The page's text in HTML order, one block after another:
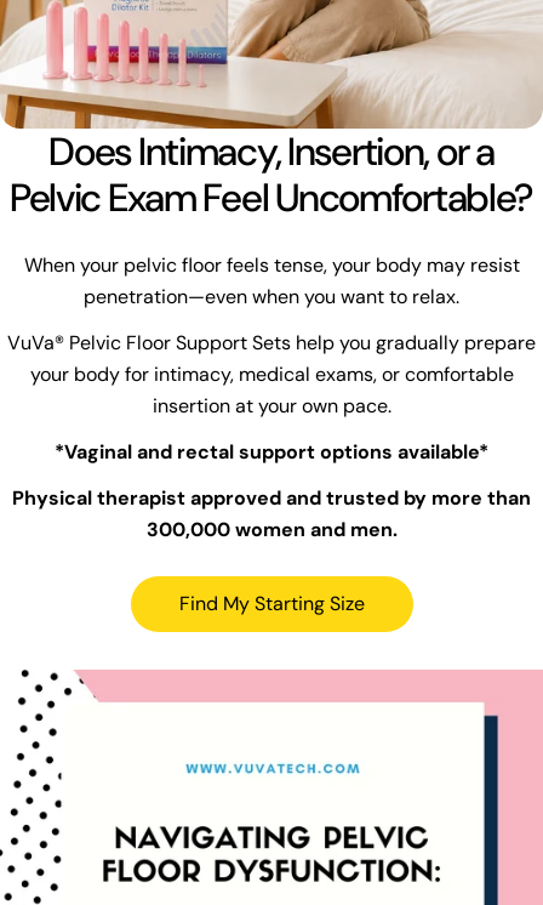
Does Intimacy, Insertion, or a
Pelvic Exam Feel Uncomfortable?
When your pelvic floor feels tense, your body may resist
penetration—even when you want to relax.
VuVa® Pelvic Floor Support Sets help you gradually prepare
your body for intimacy, medical exams, or comfortable
insertion at your own pace.
*Vaginal and rectal support options available*
Physical therapist approved and trusted by more than
300,000 women and men.
Find My Starting Size